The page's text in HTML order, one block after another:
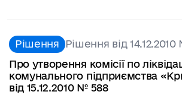
Рішення Рішення від
Про утворення комісії по
комунального підприємства
від 15.12.2010 № 588